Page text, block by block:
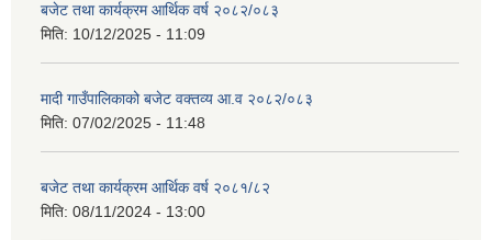
बजेट तथा कार्यक्रम आर्थिक वर्ष २०८२/०८३
मिति: 10/12/2025 - 11:09
मादी गाउँपालिकाको बजेट वक्तव्य आ.व २०८२/०८३
मिति: 07/02/2025 - 11:48
बजेट तथा कार्यक्रम आर्थिक वर्ष २०८१/८२
मिति: 08/11/2024 - 13:00